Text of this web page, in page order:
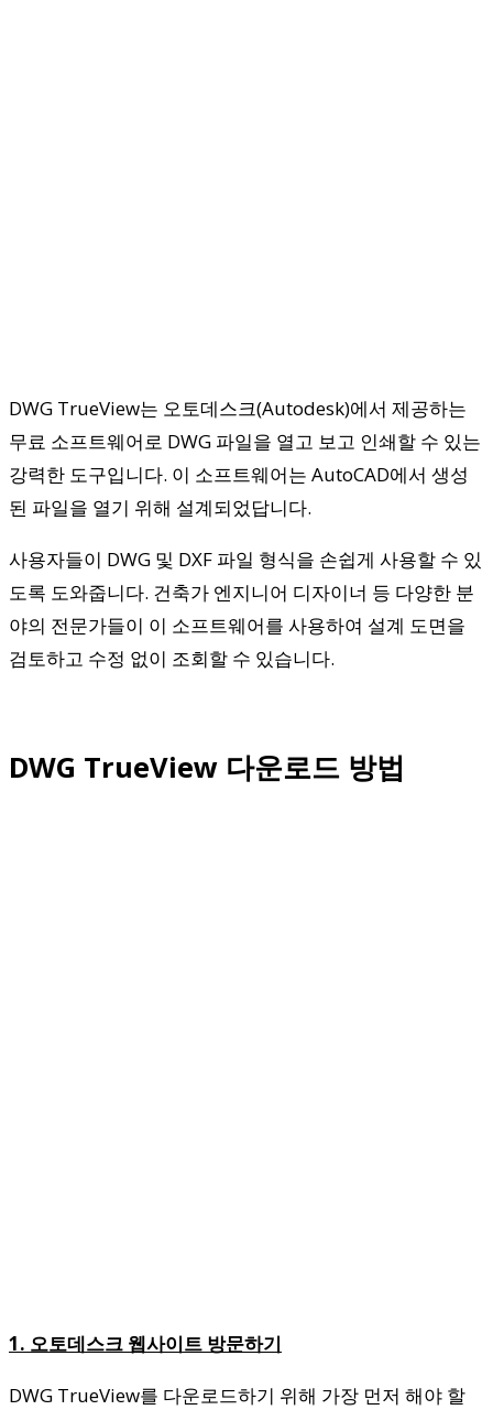
DWG TrueView는 오토데스크(Autodesk)에서 제공하는
무료 소프트웨어로 DWG 파일을 열고 보고 인쇄할 수 있는
강력한 도구입니다. 이 소프트웨어는 AutoCAD에서 생성
된 파일을 열기 위해 설계되었답니다.
사용자들이 DWG 및 DXF 파일 형식을 손쉽게 사용할 수 있
도록 도와줍니다. 건축가 엔지니어 디자이너 등 다양한 분
야의 전문가들이 이 소프트웨어를 사용하여 설계 도면을
검토하고 수정 없이 조회할 수 있습니다.
DWG TrueView 다운로드 방법
1. 오토데스크 웹사이트 방문하기
DWG TrueView를 다운로드하기 위해 가장 먼저 해야 할